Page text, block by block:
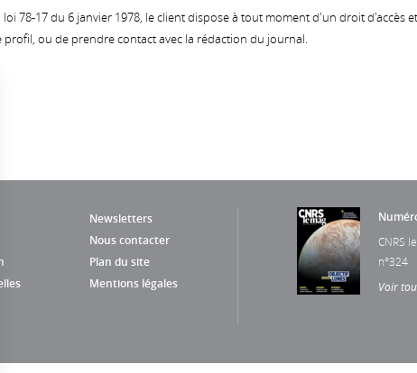
78-17 du 6 janvier 1978, le client dispose à tout moment d'un droit d'accès
ou de prendre contact avec la rédaction du journal.
Newsletters
Nous contacter
Plan du site
Mentions légales
CNRS
n°324
Voir